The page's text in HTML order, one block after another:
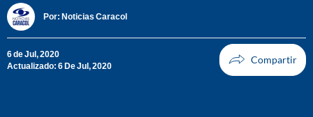
Por: Noticias Caracol
6 de Jul, 2020
Actualizado: 6 De Jul, 2020